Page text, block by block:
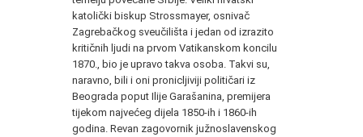
katolički biskup Strossmayer, osnivač
Zagrebačkog sveučilišta i jedan od izrazito
kritičnih ljudi na prvom Vatikanskom koncilu
1870., bio je upravo takva osoba. Takvi su,
naravno, bili i oni pronicljiviji političari iz
Beograda poput Ilije Garašanina, premijera
tijekom najvećeg dijela 1850-ih i 1860-ih
godina. Revan zagovornik juž­noslavenskog